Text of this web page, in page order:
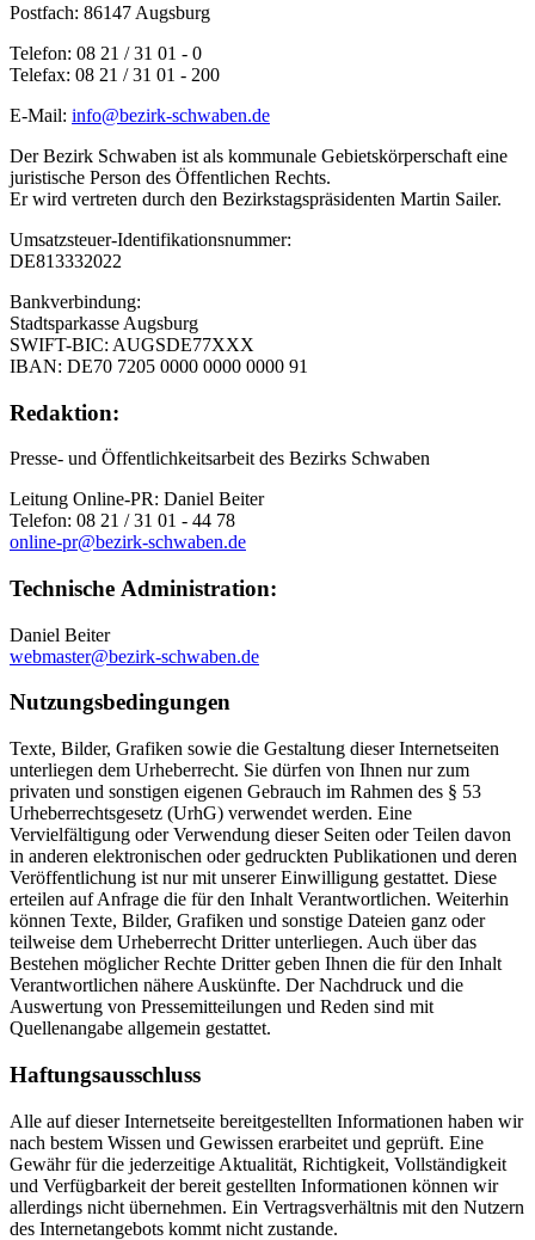
Postfach: 86147 Augsburg
Telefon: 08 21 / 31 01 - 0
Telefax: 08 21 / 31 01 - 200
E-Mail: info@bezirk-schwaben.de
Der Bezirk Schwaben ist als kommunale Gebietskörperschaft eine
juristische Person des Öffentlichen Rechts.
Er wird vertreten durch den Bezirkstagspräsidenten Martin Sailer.
Umsatzsteuer-Identifikationsnummer:
DE813332022
Bankverbindung:
Stadtsparkasse Augsburg
SWIFT-BIC: AUGSDE77XXX
IBAN: DE70 7205 0000 0000 0000 91
Redaktion:
Presse- und Öffentlichkeitsarbeit des Bezirks Schwaben
Leitung Online-PR: Daniel Beiter
Telefon: 08 21 / 31 01 - 44 78
online-pr@bezirk-schwaben.de
Technische Administration:
Daniel Beiter
webmaster@bezirk-schwaben.de
Nutzungsbedingungen
Texte, Bilder, Grafiken sowie die Gestaltung dieser Internetseiten
unterliegen dem Urheberrecht. Sie dürfen von Ihnen nur zum
privaten und sonstigen eigenen Gebrauch im Rahmen des § 53
Urheberrechtsgesetz (UrhG) verwendet werden. Eine
Vervielfältigung oder Verwendung dieser Seiten oder Teilen davon
in anderen elektronischen oder gedruckten Publikationen und deren
Veröffentlichung ist nur mit unserer Einwilligung gestattet. Diese
erteilen auf Anfrage die für den Inhalt Verantwortlichen. Weiterhin
können Texte, Bilder, Grafiken und sonstige Dateien ganz oder
teilweise dem Urheberrecht Dritter unterliegen. Auch über das
Bestehen möglicher Rechte Dritter geben Ihnen die für den Inhalt
Verantwortlichen nähere Auskünfte. Der Nachdruck und die
Auswertung von Pressemitteilungen und Reden sind mit
Quellenangabe allgemein gestattet.
Haftungsausschluss
Alle auf dieser Internetseite bereitgestellten Informationen haben wir
nach bestem Wissen und Gewissen erarbeitet und geprüft. Eine
Gewähr für die jederzeitige Aktualität, Richtigkeit, Vollständigkeit
und Verfügbarkeit der bereit gestellten Informationen können wir
allerdings nicht übernehmen. Ein Vertragsverhältnis mit den Nutzern
des Internetangebots kommt nicht zustande.